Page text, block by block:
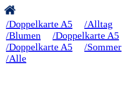
/Doppelkarte A5 /Alltag
/Blumen
/Doppelkarte A5
/Doppelkarte A5
/Sommer
/Alle